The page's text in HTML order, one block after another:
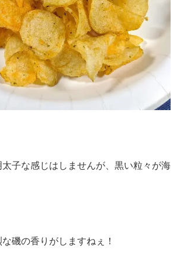
太子な感じはしませんが、黒い粒々が海
磯の香りがしますねぇ！